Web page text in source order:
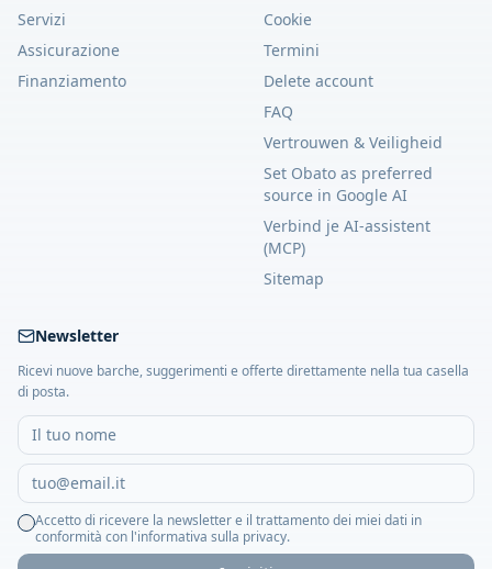
Servizi
Assicurazione
Finanziamento
Cookie
Termini
Delete account
FAQ
Vertrouwen & Veiligheid
Set Obato as preferred
source in Google AI
Verbind je AI-assistent
(MCP)
Sitemap
Newsletter
Ricevi nuove barche, suggerimenti e offerte direttamente nella tua casella
di posta.
Accetto di ricevere la newsletter e il trattamento dei miei dati in
conformità con l'informativa sulla privacy.